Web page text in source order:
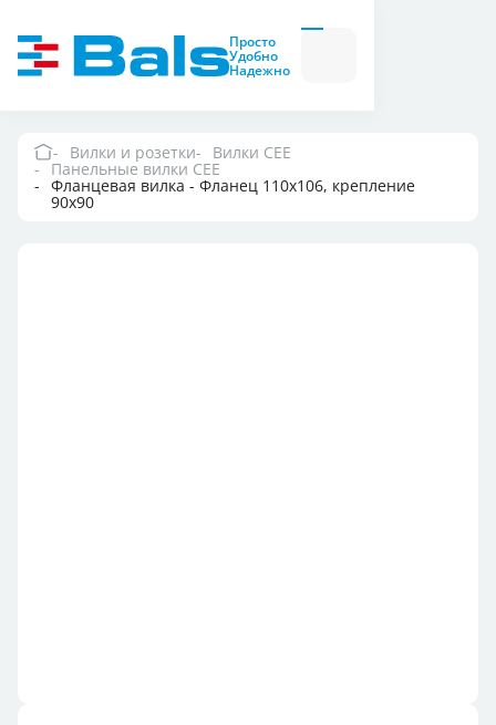
Просто
Удобно
Надежно
Вилки
и
розетки
модули
Вилки и розетки
Компания
Вилки и розетки Вилки CEE
Панельные вилки CEE
Фланцевая вилка - Фланец 110x106, крепление
90x90